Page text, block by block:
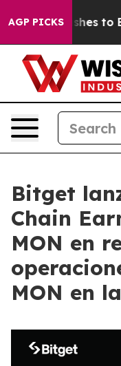
AGP PICKS
Pushes to End
Bitget
Chain
MON en
MON en